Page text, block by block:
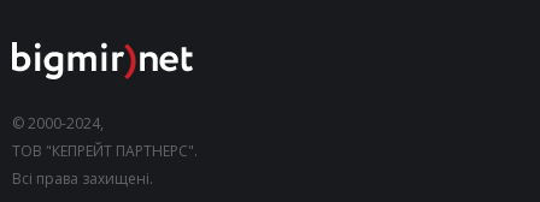
© 2000-2024,
ТОВ "КЕПРЕЙТ ПАРТНЕРС".
Всі права захищені.